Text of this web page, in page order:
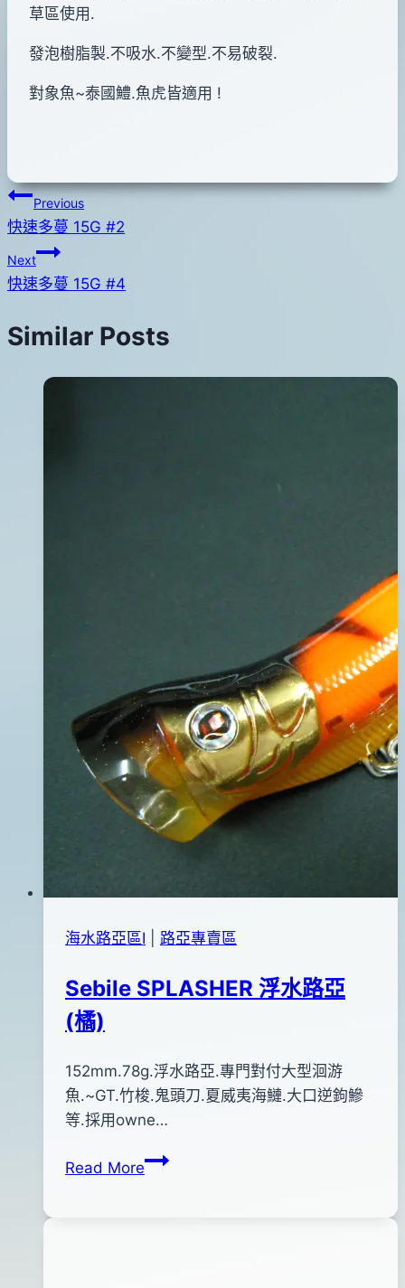
草區使用.
發泡樹脂製.不吸水.不變型.不易破裂.
對象魚~泰國鱧.魚虎皆適用 !
文
章
導
Previous
快速多蔓 15G #2
Next
快速多蔓 15G #4
Similar Posts
海水路亞區Ⅰ 路亞專賣區
Sebile SPLASHER 浮水路亞
(橘)
Bybc
pro-
shop
2012
年
04
12
152mm.78g.浮水路亞.專門對付大型洄游
魚.~GT.竹梭.鬼頭刀.夏威夷海鰱.大口逆鉤鰺
等.採用owne…
Read MoreSebile